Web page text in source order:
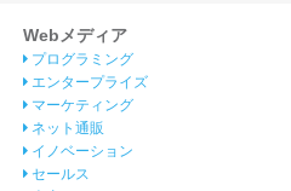
Webメディア
プログラミング
エンタープライズ
マーケティング
ネット通販
イノベーション
セールス